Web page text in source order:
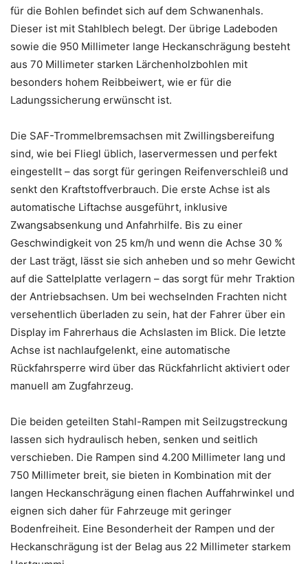
für die Bohlen befindet sich auf dem Schwanenhals.
Dieser ist mit Stahlblech belegt. Der übrige Ladeboden
sowie die 950 Millimeter lange Heckanschrägung besteht
aus 70 Millimeter starken Lärchenholzbohlen mit
besonders hohem Reibbeiwert, wie er für die
Ladungssicherung erwünscht ist.
Die SAF-Trommelbremsachsen mit Zwillingsbereifung
sind, wie bei Fliegl üblich, laservermessen und perfekt
eingestellt – das sorgt für geringen Reifenverschleiß und
senkt den Kraftstoffverbrauch. Die erste Achse ist als
automatische Liftachse ausgeführt, inklusive
Zwangsabsenkung und Anfahrhilfe. Bis zu einer
Geschwindigkeit von 25 km/h und wenn die Achse 30 %
der Last trägt, lässt sie sich anheben und so mehr Gewicht
auf die Sattelplatte verlagern – das sorgt für mehr Traktion
der Antriebsachsen. Um bei wechselnden Frachten nicht
versehentlich überladen zu sein, hat der Fahrer über ein
Display im Fahrerhaus die Achslasten im Blick. Die letzte
Achse ist nachlaufgelenkt, eine automatische
Rückfahrsperre wird über das Rückfahrlicht aktiviert oder
manuell am Zugfahrzeug.
Die beiden geteilten Stahl-Rampen mit Seilzugstreckung
lassen sich hydraulisch heben, senken und seitlich
verschieben. Die Rampen sind 4.200 Millimeter lang und
750 Millimeter breit, sie bieten in Kombination mit der
langen Heckanschrägung einen flachen Auffahrwinkel und
eignen sich daher für Fahrzeuge mit geringer
Bodenfreiheit. Eine Besonderheit der Rampen und der
Heckanschrägung ist der Belag aus 22 Millimeter starkem